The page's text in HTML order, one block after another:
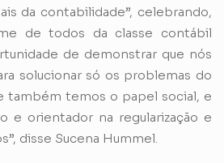
da contabilidade”, celebrando,
de todos da classe contábil
de demonstrar que nós
solucionar só os problemas do
também temos o papel social, e
e orientador na regularização e
disse Sucena Hummel.